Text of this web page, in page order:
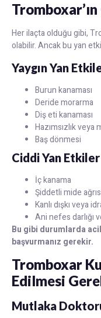
Her ilaçta olduğu gibi,
olabilir. Ancak bu yan
Yaygın Yan
Burun kanaması
Deride morarma
Diş eti kanaması
Hazımsızlık veya
Baş dönmesi
Ciddi Yan
İç kanama
Şiddetli mide
Kanlı dışkı veya
Ani nefes darlığı
Bu gibi durumlarda
başvurmanız gerekir.
Tromboxar
Edilmesi
Mutlaka